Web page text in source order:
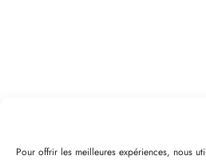
Pour offrir les meilleures expériences, nous